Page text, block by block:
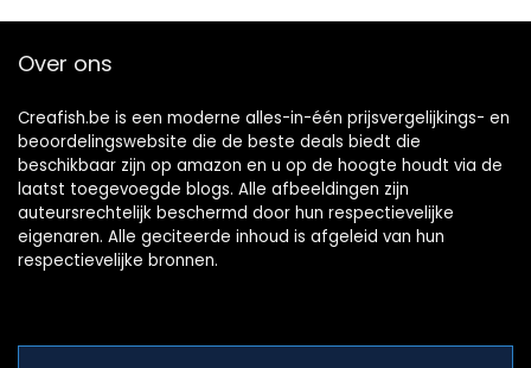
Over ons
Creafish.be is een moderne alles-in-één prijsvergelijkings- en
beoordelingswebsite die de beste deals biedt die
beschikbaar zijn op amazon en u op de hoogte houdt via de
laatst toegevoegde blogs. Alle afbeeldingen zijn
auteursrechtelijk beschermd door hun respectievelijke
eigenaren. Alle geciteerde inhoud is afgeleid van hun
respectievelijke bronnen.